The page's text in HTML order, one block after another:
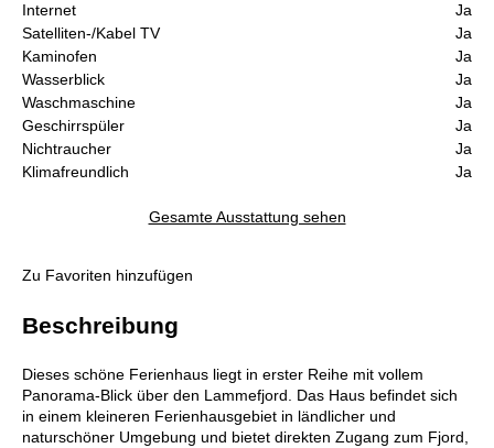
Internet
Ja
Satelliten-/Kabel TV
Ja
Kaminofen
Ja
Wasserblick
Ja
Waschmaschine
Ja
Geschirrspüler
Ja
Nichtraucher
Ja
Klimafreundlich
Ja
Gesamte Ausstattung sehen
Zu Favoriten hinzufügen
Beschreibung
Dieses schöne Ferienhaus liegt in erster Reihe mit vollem
Panorama-Blick über den Lammefjord. Das Haus befindet sich
in einem kleineren Ferienhausgebiet in ländlicher und
naturschöner Umgebung und bietet direkten Zugang zum Fjord,